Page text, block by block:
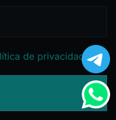
de privacidade